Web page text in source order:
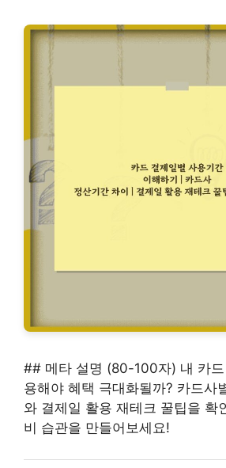
## 메타 설명 (80-100자) 내 카
용해야 혜택 극대화될까? 카드사
와 결제일 활용 재테크 꿀팁을 확
비 습관을 만들어보세요!